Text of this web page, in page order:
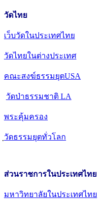
วัดไทย
เว็บวัดในประเทศไทย
วัดไทยในต่างประเทศ
คณะสงฆ์ธรรมยุตUSA
วัดป่าธรรมชาติ LA
พระคุ้มครอง
วัดธรรมยุตทั่วโลก
ส่วนราชการในประเทศไทย
มหาวิทยาลัยในประเทศไทย